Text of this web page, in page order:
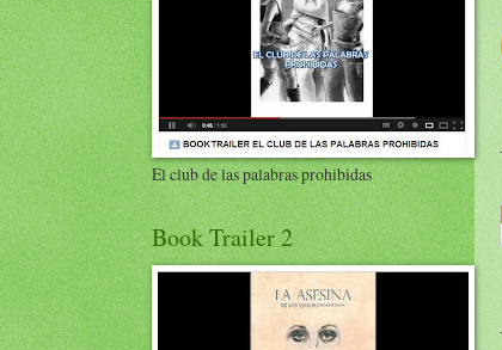
El club de las palabras prohibidas
Book Trailer 2